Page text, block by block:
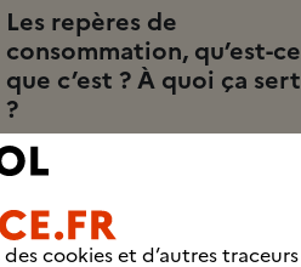
Les repères de
consommation, qu’est-ce
que c’est ? À quoi ça sert
?
3 min 30
cookies et d’autres traceurs